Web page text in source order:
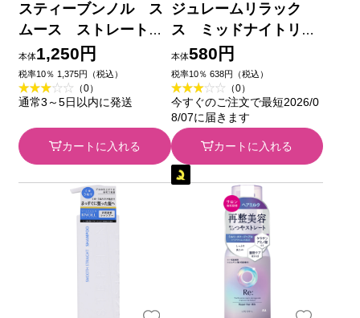
スティーブンノル ス
ムース ストレート
ヘアパック ２００ｇ
コーセー
本体1,250円
税率10％ 1,375円（税込）
（0）
通常3～5日以内に発送
カートに入れる
ジュレームリラック
ス ミッドナイトリペ
アトリートメント替
（ストレート＆リッ
チ） ３４０ｍＬ ＫＯ
ＳＥコスメポート
本体580円
税率10％ 638円（税込）
（0）
今すぐのご注文で最短2026/0
8/07に届きます
カートに入れる